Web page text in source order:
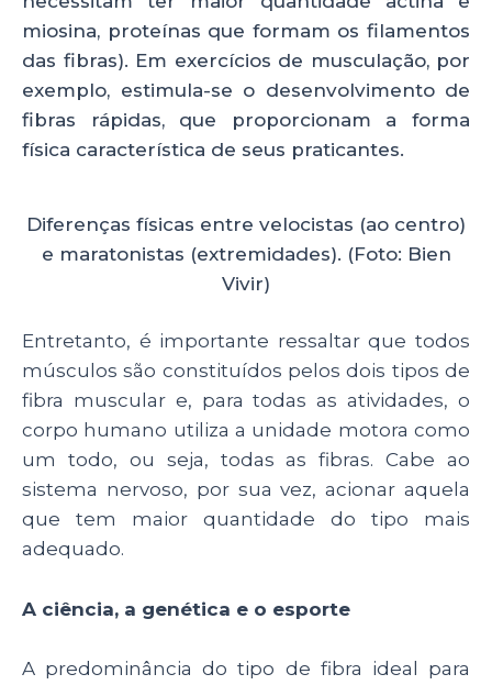
miosina, proteínas que formam os filamentos
das fibras). Em exercícios de musculação, por
exemplo, estimula-se o desenvolvimento de
fibras rápidas, que proporcionam a forma
física característica de seus praticantes.
Diferenças físicas entre velocistas (ao centro)
e maratonistas (extremidades). (Foto: Bien
Vivir)
Entretanto, é importante ressaltar que todos
músculos são constituídos pelos dois tipos de
fibra muscular e, para todas as atividades, o
corpo humano utiliza a unidade motora como
um todo, ou seja, todas as fibras. Cabe ao
sistema nervoso, por sua vez, acionar aquela
que tem maior quantidade do tipo mais
adequado.
A ciência, a genética e o esporte
A predominância do tipo de fibra ideal para